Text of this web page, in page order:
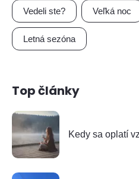
Vedeli ste? Veľká noc
Letná sezóna
Top články
Kedy sa oplatí